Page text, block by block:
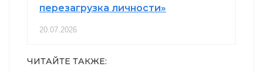
перезагрузка личности»
20.07.2026
ЧИТАЙТЕ ТАКЖЕ: